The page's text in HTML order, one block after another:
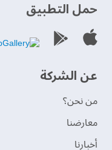
حمل التطبيق
عن الشركة
من نحن؟
‫معارضنا‬
‫أخبارنا‬